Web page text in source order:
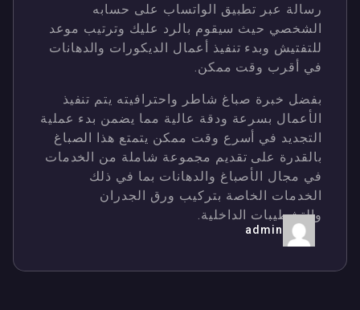
رسالة عبر تطبيق الواتساب على حسابه
الشخصي حيث سيقوم بالرد عليك وترتيب موعد
للتفتيش وبدء تنفيذ أعمال الديكورات والدهانات
في أقرب وقت ممكن.
بفضل خبرة صباغ شاطر واحترافيته يتم تنفيذ
الأعمال بسرعة ودقة عالية مما يضمن بدء عملية
التجديد في أسرع وقت ممكن يتمتع هذا الصباغ
بالقدرة على تقديم مجموعة شاملة من الخدمات
في مجال الأصباغ والدهانات بما في ذلك
الخدمات الخاصة بتركيب ورق الجدران
والتشطيبات الداخلية.
admin